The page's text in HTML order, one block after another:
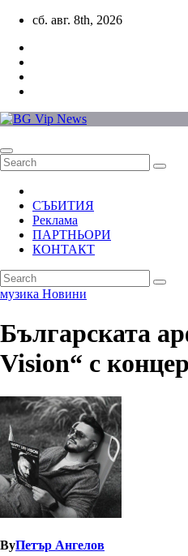
Skip
content
сб. авг. 8th, 2026
СЪБИТИЯ
Реклама
ПАРТНЬОРИ
КОНТАКТ
музика Новини
Българската
Vision“ с
ByПетър Ангелов